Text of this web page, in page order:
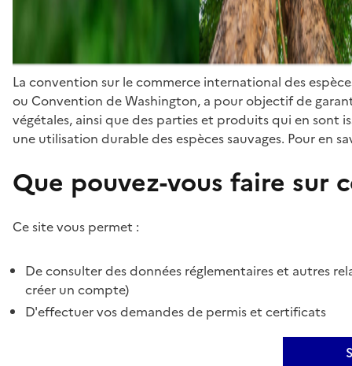
La convention sur le commerce international des
ou Convention de Washington, a pour objectif de
végétales, ainsi que des parties et produits qui en sont
une utilisation durable des espèces sauvages. Pour en
Que pouvez-vous faire sur
Ce site vous permet :
De consulter des données réglementaires et autres
créer un compte)
D'effectuer vos demandes de permis et certificats